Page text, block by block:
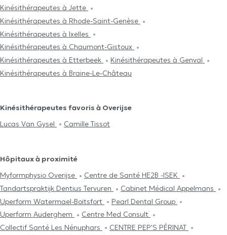
Kinésithérapeutes à Jette
Kinésithérapeutes à Rhode-Saint-Genèse
Kinésithérapeutes à Ixelles
Kinésithérapeutes à Chaumont-Gistoux
Kinésithérapeutes à Etterbeek
Kinésithérapeutes à Genval
Kinésithérapeutes à Braine-Le-Château
Kinésithérapeutes favoris à Overijse
Lucas Van Gysel
Camille Tissot
Hôpitaux à proximité
Myformphysio Overijse
Centre de Santé HE2B -ISEK
Tandartspraktijk Dentius Tervuren
Cabinet Médical Appelmans
Uperform Watermael-Boitsfort
Pearl Dental Group
Uperform Auderghem
Centre Med Consult
Collectif Santé Les Nénuphars
CENTRE PEP'S PÉRINAT